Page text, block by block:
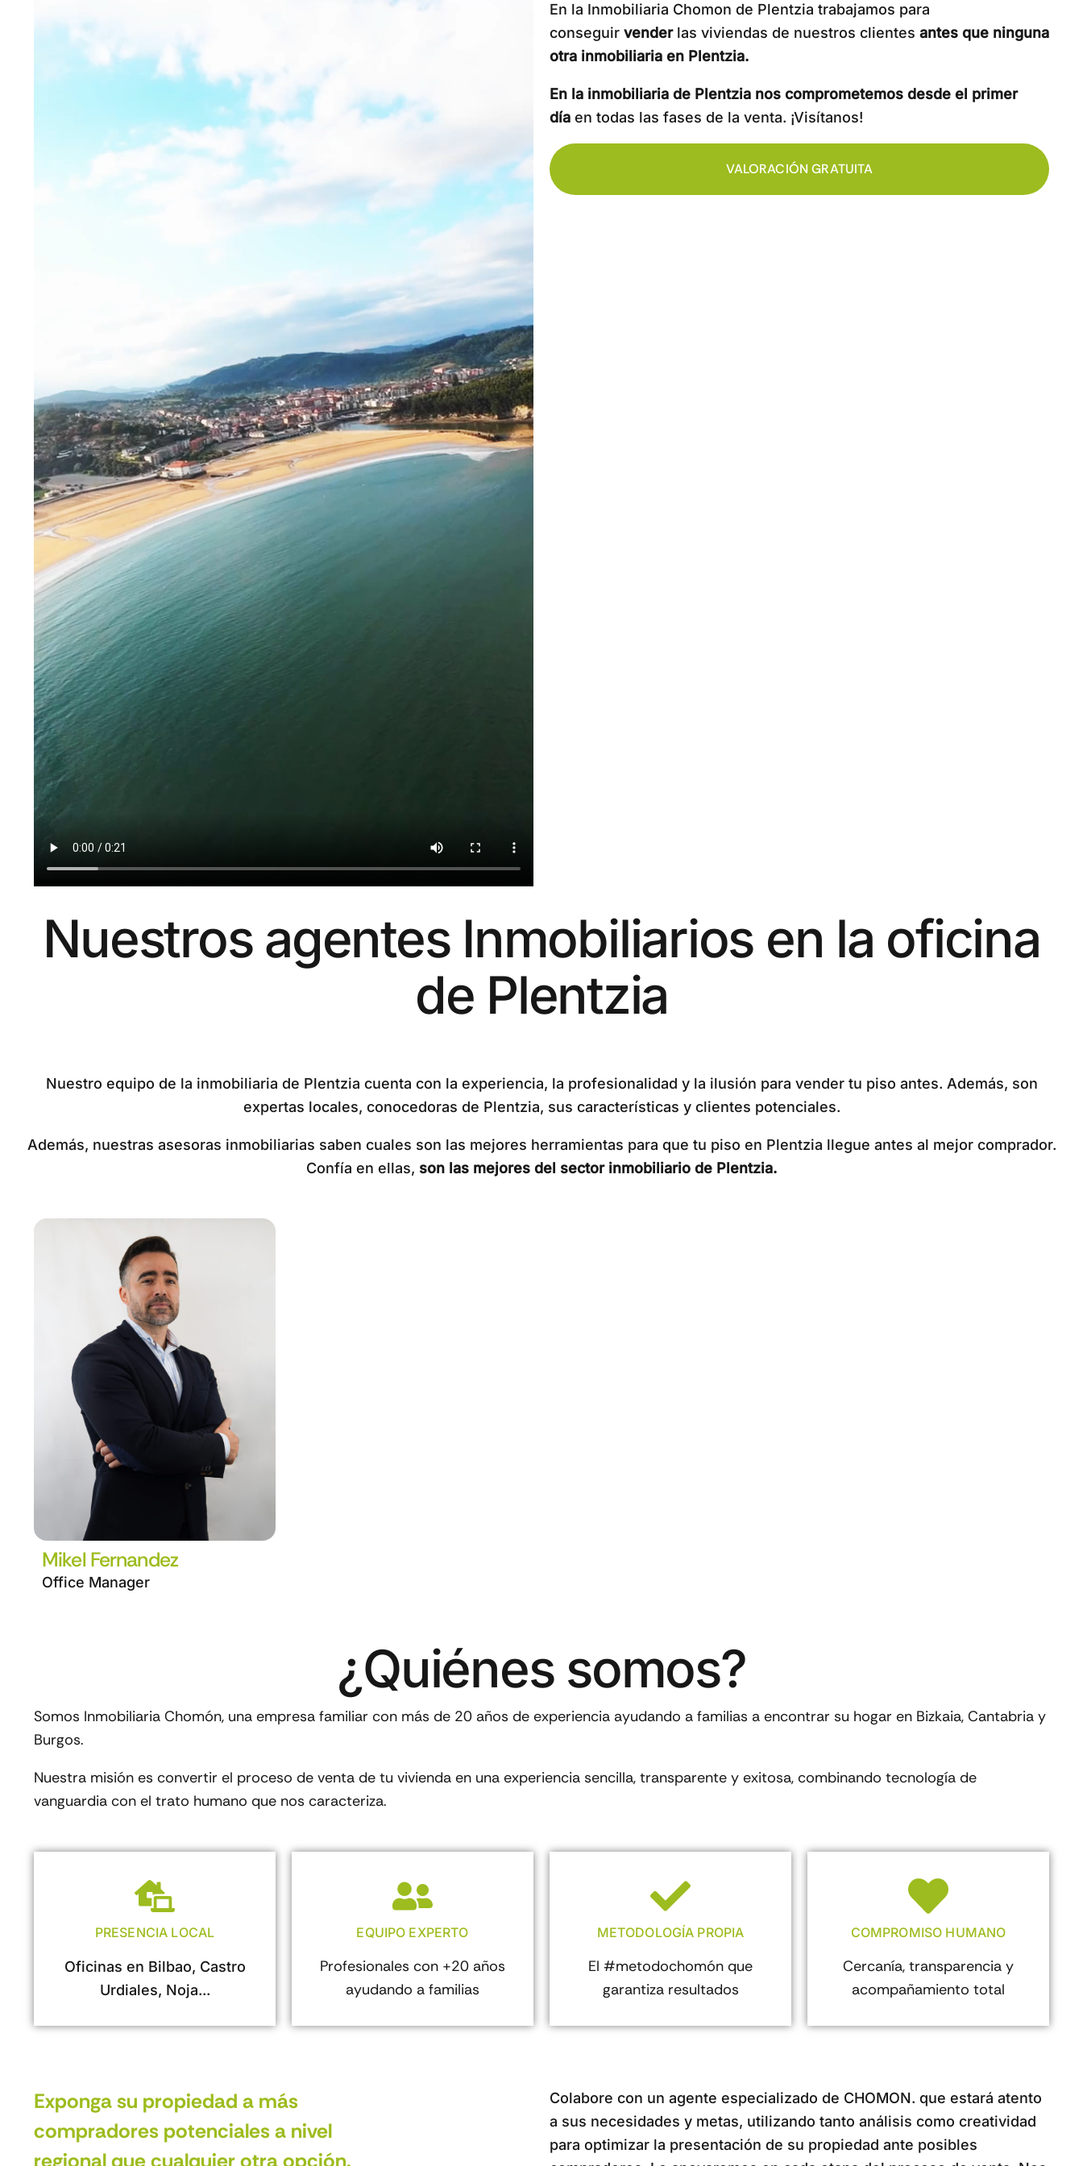
En la Inmobiliaria Chomon de Plentzia trabajamos para
conseguir venderlas viviendas de nuestros clientes antes que ninguna
otra inmobiliaria en Plentzia.
En la inmobiliaria de Plentzia nos comprometemos desde el primer
día en todas las fases de la venta. ¡Visítanos!
VALORACIÓN GRATUITA
Nuestros agentes Inmobiliarios en la oficina
de Plentzia
Nuestro equipo de la inmobiliaria de Plentzia cuenta con la experiencia, la profesionalidad y la ilusión para vender tu piso antes. Además, son
expertas locales, conocedoras de Plentzia, sus características y clientes potenciales.
Además, nuestras asesoras inmobiliarias saben cuales son las mejores herramientas para que tu piso en Plentzia llegue antes al mejor comprador.
Confía en ellas, son las mejores del sector inmobiliario de Plentzia.
Mikel Fernandez
Office Manager
¿Quiénes somos?
Somos Inmobiliaria Chomón, una empresa familiar con más de 20 años de experiencia ayudando a familias a encontrar su hogar en Bizkaia, Cantabria y
Burgos.
Nuestra misión es convertir el proceso de venta de tu vivienda en una experiencia sencilla, transparente y exitosa, combinando tecnología de
vanguardia con el trato humano que nos caracteriza.
PRESENCIA LOCAL
Oficinas en Bilbao, Castro
Urdiales, Noja...
EQUIPO EXPERTO
Profesionales con +20 años
ayudando a familias
METODOLOGÍA PROPIA
El #metodochomón que
garantiza resultados
COMPROMISO HUMANO
Cercanía, transparencia y
acompañamiento total
Exponga su propiedad a más
compradores potenciales a nivel
regional que cualquier otra opción.
Colabore con un agente especializado de CHOMON. que estará atento
a sus necesidades y metas, utilizando tanto análisis como creatividad
para optimizar la presentación de su propiedad ante posibles